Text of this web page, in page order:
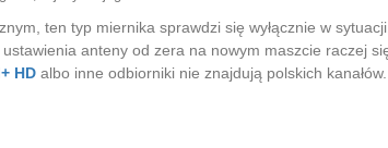
ten typ miernika sprawdzi się wyłącznie w
anteny od zera na nowym maszcie raczej
HD albo inne odbiorniki nie znajdują polskich kanałów.